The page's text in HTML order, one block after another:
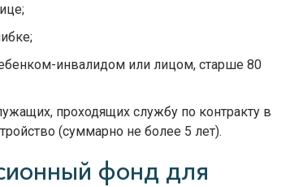
инвалидом или лицом, старше 80
проходящих службу по контракту в
(суммарно не более 5 лет).
фонд для